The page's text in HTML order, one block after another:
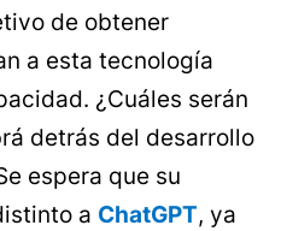
de obtener
a esta tecnología
¿Cuáles serán
detrás del desarrollo
espera que su
a ChatGPT, ya